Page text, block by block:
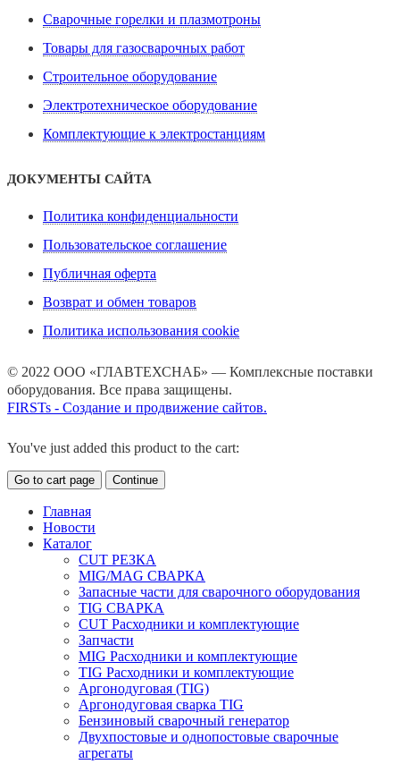
Сварочные горелки и плазмотроны
Товары для газосварочных работ
Строительное оборудование
Электротехническое оборудование
Комплектующие к электростанциям
ДОКУМЕНТЫ САЙТА
Политика конфиденциальности
Пользовательское соглашение
Публичная оферта
Возврат и обмен товаров
Политика использования cookie
© 2022 ООО «ГЛАВТЕХСНАБ» — Комплексные поставки
оборудования. Все права защищены.
FIRSTs - Создание и продвижение сайтов.
You've just added this product to the cart:
Go to cart page Continue
Главная
Новости
Каталог
CUT РЕЗКА
MIG/MAG СВАРКА
Запасные части для сварочного оборудования
TIG СВАРКА
CUT Расходники и комплектующие
Запчасти
MIG Расходники и комплектующие
TIG Расходники и комплектующие
Аргонодуговая (TIG)
Аргонодуговая сварка TIG
Бензиновый сварочный генератор
Двухпостовые и однопостовые сварочные
агрегаты